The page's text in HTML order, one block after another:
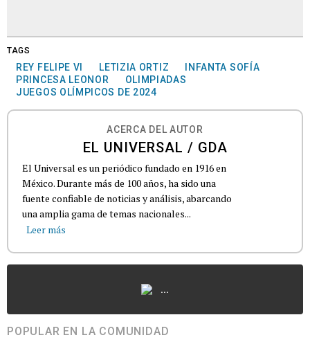
TAGS
REY FELIPE VI LETIZIA ORTIZ
INFANTA SOFÍA
PRINCESA LEONOR
OLIMPIADAS
JUEGOS OLÍMPICOS DE 2024
ACERCA DEL AUTOR
EL UNIVERSAL / GDA
El Universal es un periódico fundado en 1916 en
México. Durante más de 100 años, ha sido una
fuente confiable de noticias y análisis, abarcando
una amplia gama de temas nacionales...
Leer más
...
POPULAR EN LA COMUNIDAD